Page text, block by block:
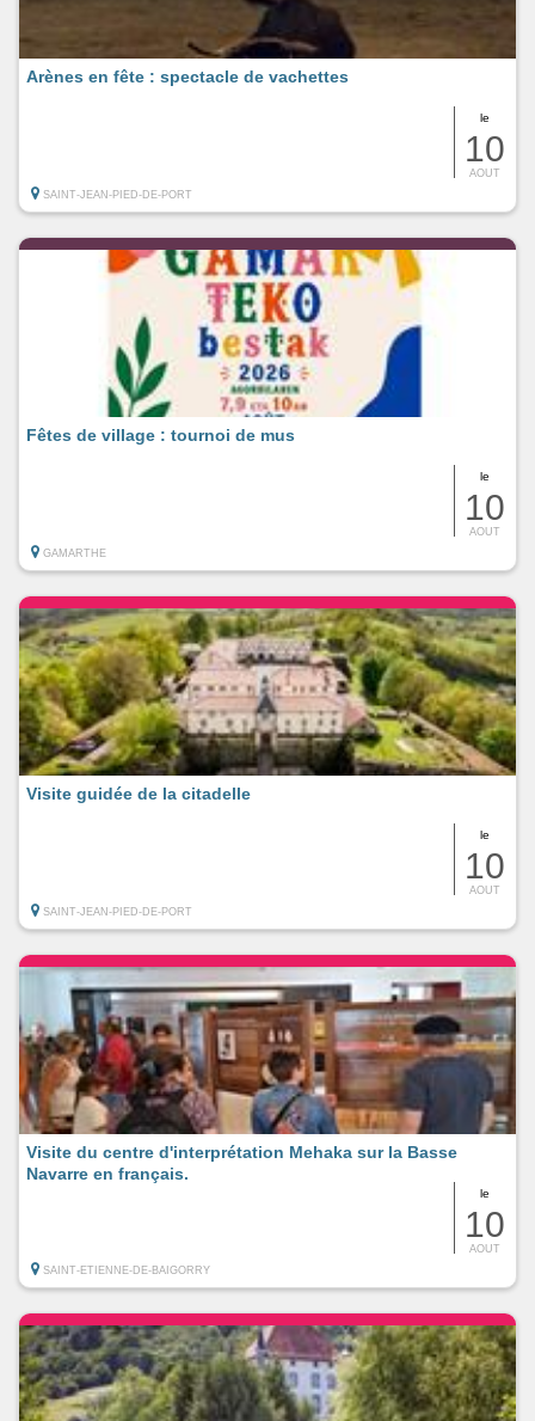
le
10
AOUT
Arènes en fête : spectacle de vachettes
SAINT-JEAN-PIED-DE-PORT
le
10
AOUT
Fêtes de village : tournoi de mus
GAMARTHE
le
10
AOUT
Visite guidée de la citadelle
SAINT-JEAN-PIED-DE-PORT
le
10
AOUT
Visite du centre d'interprétation Mehaka sur la Basse
Navarre en français.
SAINT-ETIENNE-DE-BAIGORRY